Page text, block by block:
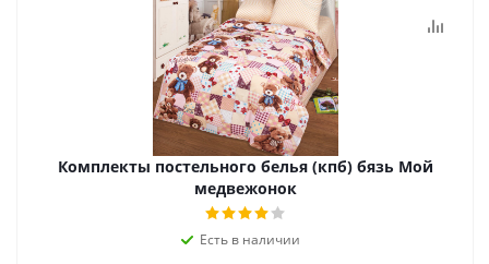
Комплекты постельного белья (кпб) бязь Мой
медвежонок
Есть в наличии